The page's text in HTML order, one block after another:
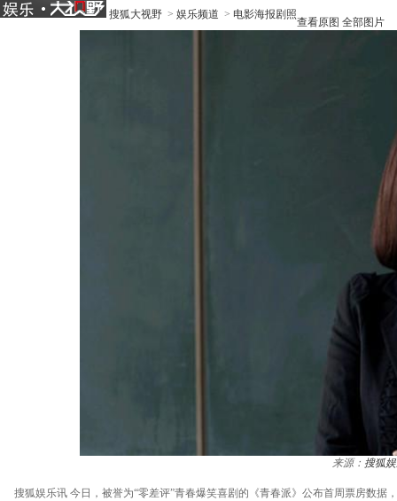
搜狐大视野 > 娱乐频道 > 电影海报剧照
查看原图 全部图片
来源： 搜狐
搜狐娱乐讯 今日，被誉为“零差评”青春爆笑喜剧的《青春派》公布首周票房数